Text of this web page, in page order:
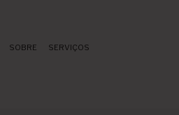
SOBRE SERVIÇOS